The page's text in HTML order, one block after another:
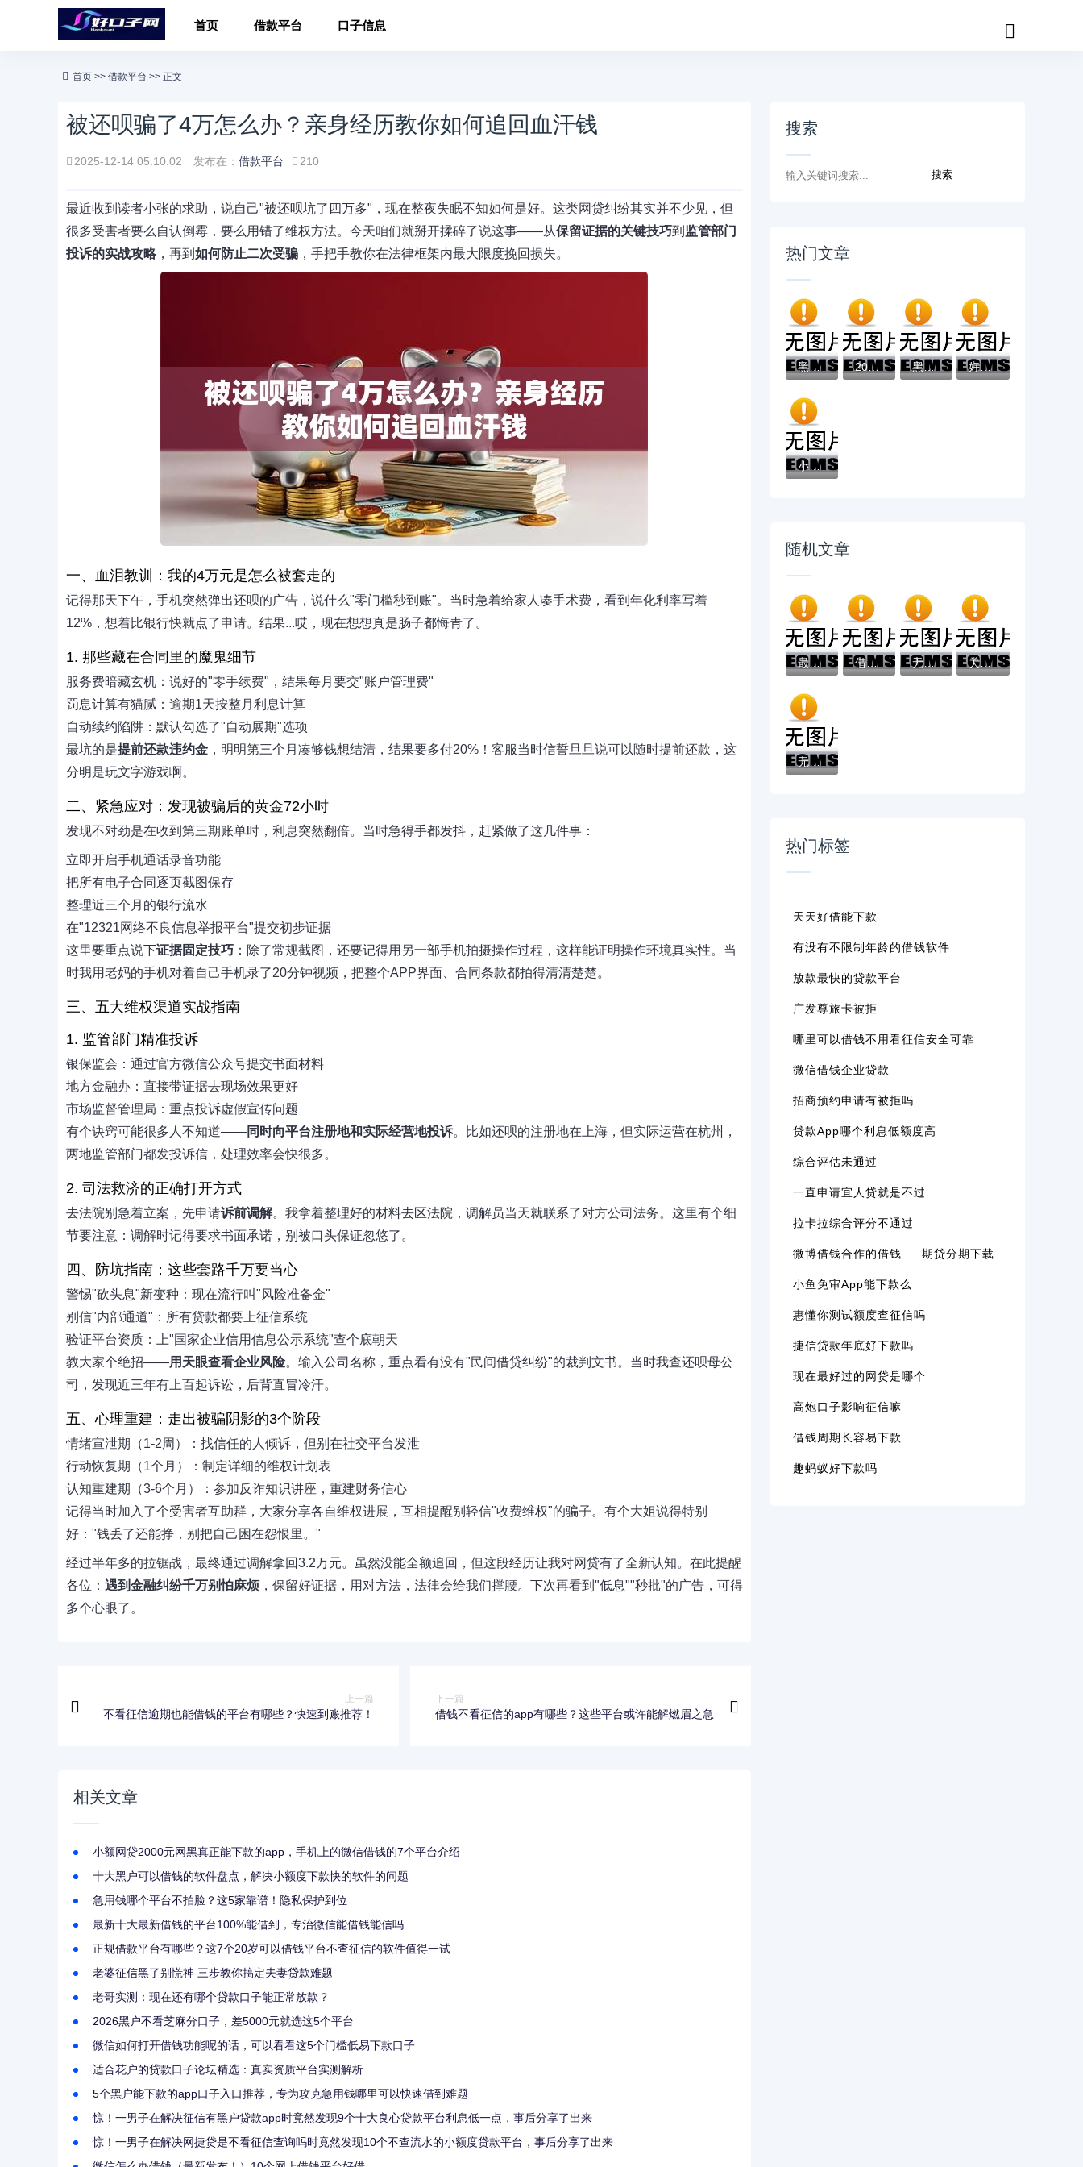
首页 借款平台 口子信息
首页 >> 借款平台 >> 正文
被还呗骗了4万怎么办？亲身经历教你如何追回血汗钱
2025-12-14 05:10:02 发布在： 借款平台 210
最近收到读者小张的求助，说自己"被还呗坑了四万多"，现在整夜失眠不知如何是好。这类网贷纠纷其实并不少见，但
很多受害者要么自认倒霉，要么用错了维权方法。今天咱们就掰开揉碎了说这事——从保留证据的关键技巧到 监管部门
投诉的实战攻略，再到 如何防止二次受骗 ，手把手教你在法律框架内最大限度挽回损失。
一、血泪教训：我的4万元是怎么被套走的
记得那天下午，手机突然弹出还呗的广告，说什么"零门槛秒到账"。当时急着给家人凑手术费，看到年化利率写着
12%，想着比银行快就点了申请。结果...哎，现在想想真是肠子都悔青了。
1. 那些藏在合同里的魔鬼细节
服务费暗藏玄机：说好的"零手续费"，结果每月要交"账户管理费"
罚息计算有猫腻：逾期1天按整月利息计算
自动续约陷阱：默认勾选了"自动展期"选项
最坑的是提前还款违约金 ，明明第三个月凑够钱想结清，结果要多付20%！客服当时信誓旦旦说可以随时提前还款，这
分明是玩文字游戏啊。
二、紧急应对：发现被骗后的黄金72小时
发现不对劲是在收到第三期账单时，利息突然翻倍。当时急得手都发抖，赶紧做了这几件事：
立即开启手机通话录音功能
把所有电子合同逐页截图保存
整理近三个月的银行流水
在"12321网络不良信息举报平台"提交初步证据
这里要重点说下证据固定技巧 ：除了常规截图，还要记得用另一部手机拍摄操作过程，这样能证明操作环境真实性。当
时我用老妈的手机对着自己手机录了20分钟视频，把整个APP界面、合同条款都拍得清清楚楚。
三、五大维权渠道实战指南
1. 监管部门精准投诉
银保监会：通过官方微信公众号提交书面材料
地方金融办：直接带证据去现场效果更好
市场监督管理局：重点投诉虚假宣传问题
有个诀窍可能很多人不知道——同时向平台注册地和实际经营地投诉。比如还呗的注册地在上海，但实际运营在杭州，
两地监管部门都发投诉信，处理效率会快很多。
2. 司法救济的正确打开方式
去法院别急着立案，先申请诉前调解。我拿着整理好的材料去区法院，调解员当天就联系了对方公司法务。这里有个细
节要注意：调解时记得要求书面承诺，别被口头保证忽悠了。
四、防坑指南：这些套路千万要当心
警惕"砍头息"新变种：现在流行叫"风险准备金"
别信"内部通道"：所有贷款都要上征信系统
验证平台资质：上"国家企业信用信息公示系统"查个底朝天
教大家个绝招——用天眼查看企业风险。输入公司名称，重点看有没有"民间借贷纠纷"的裁判文书。当时我查还呗母公
司，发现近三年有上百起诉讼，后背直冒冷汗。
五、心理重建：走出被骗阴影的3个阶段
情绪宣泄期（1-2周）：找信任的人倾诉，但别在社交平台发泄
行动恢复期（1个月）：制定详细的维权计划表
认知重建期（3-6个月）：参加反诈知识讲座，重建财务信心
记得当时加入了个受害者互助群，大家分享各自维权进展，互相提醒别轻信"收费维权"的骗子。有个大姐说得特别
好："钱丢了还能挣，别把自己困在怨恨里。"
经过半年多的拉锯战，最终通过调解拿回3.2万元。虽然没能全额追回，但这段经历让我对网贷有了全新认知。在此提醒
各位： 遇到金融纠纷千万别怕麻烦，保留好证据，用对方法，法律会给我们撑腰。下次再看到"低息""秒批"的广告，可得
多个心眼了。
上一篇
不看征信逾期也能借钱的平台有哪些？快速到账推荐！
下一篇
借钱不看征信的app有哪些？这些平台或许能解燃眉之急
相关文章
小额网贷2000元网黑真正能下款的app，手机上的微信借钱的7个平台介绍
十大黑户可以借钱的软件盘点，解决小额度下款快的软件的问题
急用钱哪个平台不拍脸？这5家靠谱！隐私保护到位
最新十大最新借钱的平台100%能借到，专治微信能借钱能信吗
正规借款平台有哪些？这7个20岁可以借钱平台不查征信的软件值得一试
老婆征信黑了别慌神 三步教你搞定夫妻贷款难题
老哥实测：现在还有哪个贷款口子能正常放款？
2026黑户不看芝麻分口子，差5000元就选这5个平台
微信如何打开借钱功能呢的话，可以看看这5个门槛低易下款口子
适合花户的贷款口子论坛精选：真实资质平台实测解析
5个黑户能下款的app口子入口推荐，专为攻克急用钱哪里可以快速借到难题
惊！一男子在解决征信有黑户贷款app时竟然发现9个十大良心贷款平台利息低一点，事后分享了出来
惊！一男子在解决网捷贷是不看征信查询吗时竟然发现10个不查流水的小额度贷款平台，事后分享了出来
搜索
热门文章
黑户有逾期哪里能借到钱啊急用！看这5个黑户... 2025不看征信负债的网贷百分百下款，最新5个... 黑户能下款的app口子有哪些？今天带来10款黑... 好分期哪个口子好下款？老哥实测避坑贷款平...
小辉贷容易下款吗就选这7个4千元黑户无条件...
随机文章
最新发布新橙分期好下款不，私人借钱3千元有... 借条被起诉别慌！律师教你三招协商化解纠纷 无需审核的小额贷款有哪些？2026最新测评10... 关于什么能下款的贷款平台好，推荐5个无条件...
无需工作证明的贷款在哪借比较容易？类似强...
热门标签
天天好借能下款
有没有不限制年龄的借钱软件
放款最快的贷款平台
广发尊旅卡被拒
哪里可以借钱不用看征信安全可靠
微信借钱企业贷款
招商预约申请有被拒吗
贷款app哪个利息低额度高
综合评估未通过
一直申请宜人贷就是不过
拉卡拉综合评分不通过
微博借钱合作的借钱 期贷分期下载
小鱼免审app能下款么
惠懂你测试额度查征信吗
捷信贷款年底好下款吗
现在最好过的网贷是哪个
高炮口子影响征信嘛
借钱周期长容易下款
趣蚂蚁好下款吗